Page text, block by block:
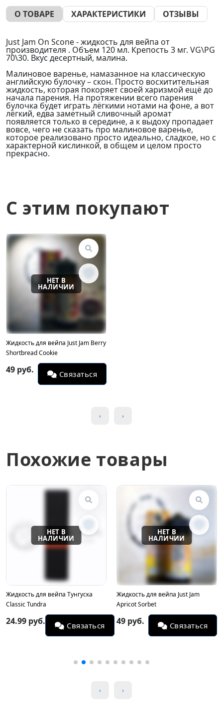
О ТОВАРЕ ХАРАКТЕРИСТИКИ ОТЗЫВЫ
Just Jam On Scone - жидкость для вейпа от
производителя . Объем 120 мл. Крепость 3 мг. VG\PG
70\30. Вкус десертный, малина.
Малиновое варенье, намазанное на классическую
английскую булочку – скон. Просто восхитительная
жидкость, которая покоряет своей харизмой ещё до
начала парения. На протяжении всего парения
булочка будет играть лёгкими нотами на фоне, а вот
лёгкий, едва заметный сливочный аромат
появляется только в середине, а к выдоху пропадает
вовсе, чего не сказать про малиновое варенье,
которое реализовано просто идеально, сладкое, но с
характерной кислинкой, в общем и целом просто
прекрасно.
С этим покупают
Жидкость для вейпа Just Jam Berry
Shortbread Cookie
49 руб. Связаться
Похожие товары
Жидкость для вейпа Тунгуска
Classic Tundra
24.99 руб. Связаться
Жидкость для вейпа Just Jam
Apricot Sorbet
49 руб. Связаться